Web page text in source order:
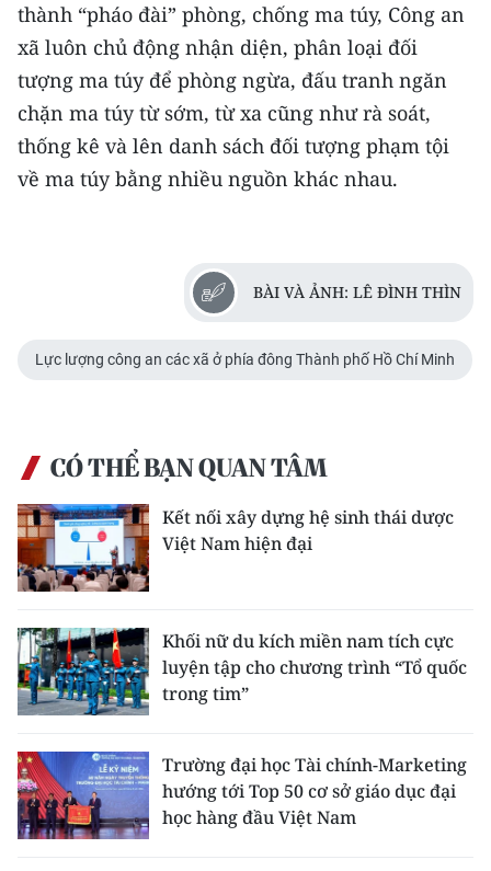
thành “pháo đài” phòng, chống ma túy, Công an
xã luôn chủ động nhận diện, phân loại đối
tượng ma túy để phòng ngừa, đấu tranh ngăn
chặn ma túy từ sớm, từ xa cũng như rà soát,
thống kê và lên danh sách đối tượng phạm tội
về ma túy bằng nhiều nguồn khác nhau.
BÀI VÀ ẢNH: LÊ ĐÌNH THÌN
Lực lượng công an các xã ở phía đông Thành phố Hồ Chí Minh
CÓ THỂ BẠN QUAN TÂM
Kết nối xây dựng hệ sinh thái dược
Việt Nam hiện đại
Khối nữ du kích miền nam tích cực
luyện tập cho chương trình “Tổ quốc
trong tim”
Trường đại học Tài chính-Marketing
hướng tới Top 50 cơ sở giáo dục đại
học hàng đầu Việt Nam